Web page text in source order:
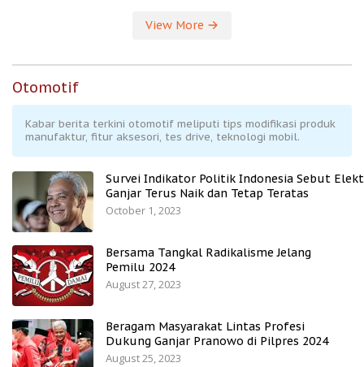
View More
Otomotif
Kabar berita terkini otomotif meliputi tips modifikasi produk
manufaktur, fitur aksesori, tes drive, teknologi mobil.
Survei Indikator Politik Indonesia Sebut
Ganjar Terus Naik dan Tetap Teratas
October 1, 2023
Bersama Tangkal Radikalisme Jelang
Pemilu 2024
August 27, 2023
Beragam Masyarakat Lintas Profesi
Dukung Ganjar Pranowo di Pilpres 2024
August 25, 2023